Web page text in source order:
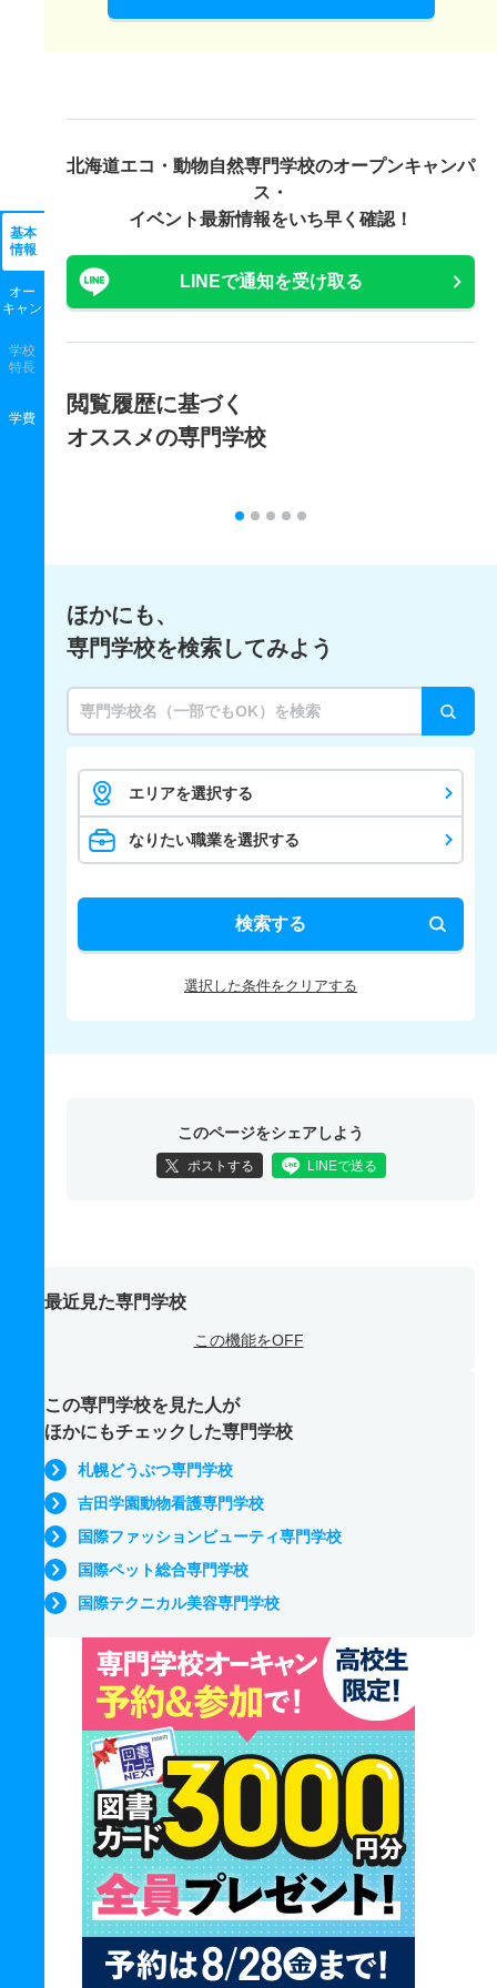
基本
情報
オー
キャン
学校
特長
学費
北海道エコ・動物自然専門学校のオープンキャンパ
ス・
イベント最新情報をいち早く確認！
LINEで通知を受け取る
閲覧履歴に基づく
オススメの専門学校
ほかにも、
専門学校を検索してみよう
エリアを選択する
なりたい職業を選択する
検索する
選択した条件をクリアする
このページをシェアしよう
ポストする LINEで送る
最近見た専門学校
この機能をOFF
この専門学校を見た人が
ほかにもチェックした専門学校
札幌どうぶつ専門学校
吉田学園動物看護専門学校
国際ファッションビューティ専門学校
国際ペット総合専門学校
国際テクニカル美容専門学校